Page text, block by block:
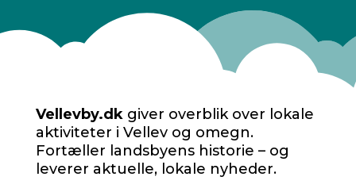
Vellevby.dkgiver overblik over lokale
aktiviteter i Vellev og omegn.
Fortæller landsbyens historie – og
leverer aktuelle, lokale nyheder.